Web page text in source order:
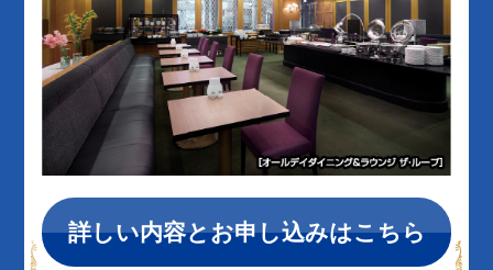
詳しい内容とお申し込みはこちら